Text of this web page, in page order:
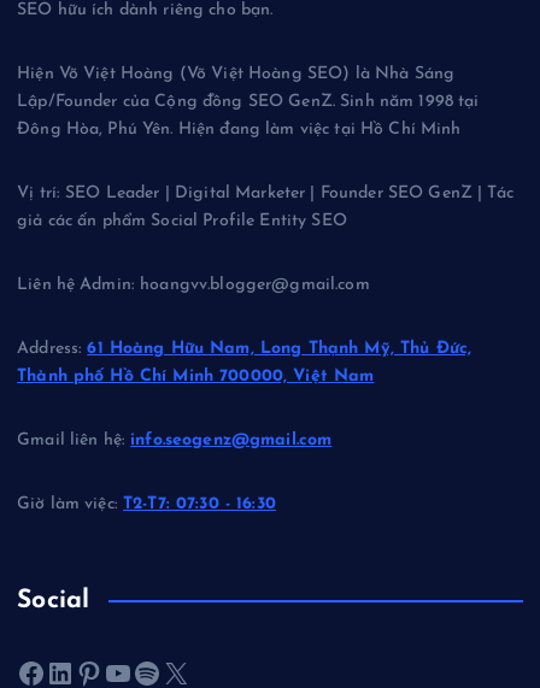
SEO hữu ích dành riêng cho bạn.
Hiện Võ Việt Hoàng (Võ Việt Hoàng SEO) là Nhà Sáng
Lập/Founder của Cộng đồng SEO GenZ. Sinh năm 1998 tại
Đông Hòa, Phú Yên. Hiện đang làm việc tại Hồ Chí Minh
Vị trí: SEO Leader | Digital Marketer | Founder SEO GenZ | Tác
giả các ấn phẩm Social Profile Entity SEO
Liên hệ Admin: hoangvv.blogger@gmail.com
Address:61 Hoàng Hữu Nam, Long Thạnh Mỹ, Thủ Đức,
Thành phố Hồ Chí Minh 700000, Việt Nam
Gmail liên hệ: info.seogenz@gmail.com
Giờ làm việc:T2-T7: 07:30 - 16:30
Social
Facebook LinkedIn Pinterest Youtube Spotify X